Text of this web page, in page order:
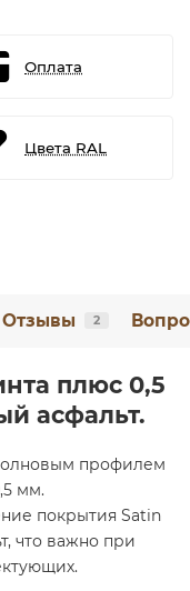
Оплата
Цвета RAL
Отзывы 2
плюс 0,5
асфальт.
профилем
мм.
покрытия Satin
что важно при